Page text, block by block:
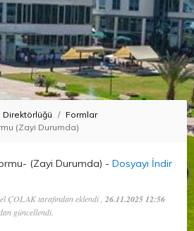
Direktörlüğü
Formlar
(Zayi Durumda)
(Zayi Durumda) - Dosyayı İndir
ÇOLAK tarafından eklendi , 26.11.2025 12:56
güncellendi.